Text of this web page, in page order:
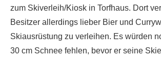
zum Skiverleih/Kiosk in Torfhaus. Dort
Besitzer allerdings lieber Bier und
Skiausrüstung zu verleihen. Es würden
30 cm Schnee fehlen, bevor er seine